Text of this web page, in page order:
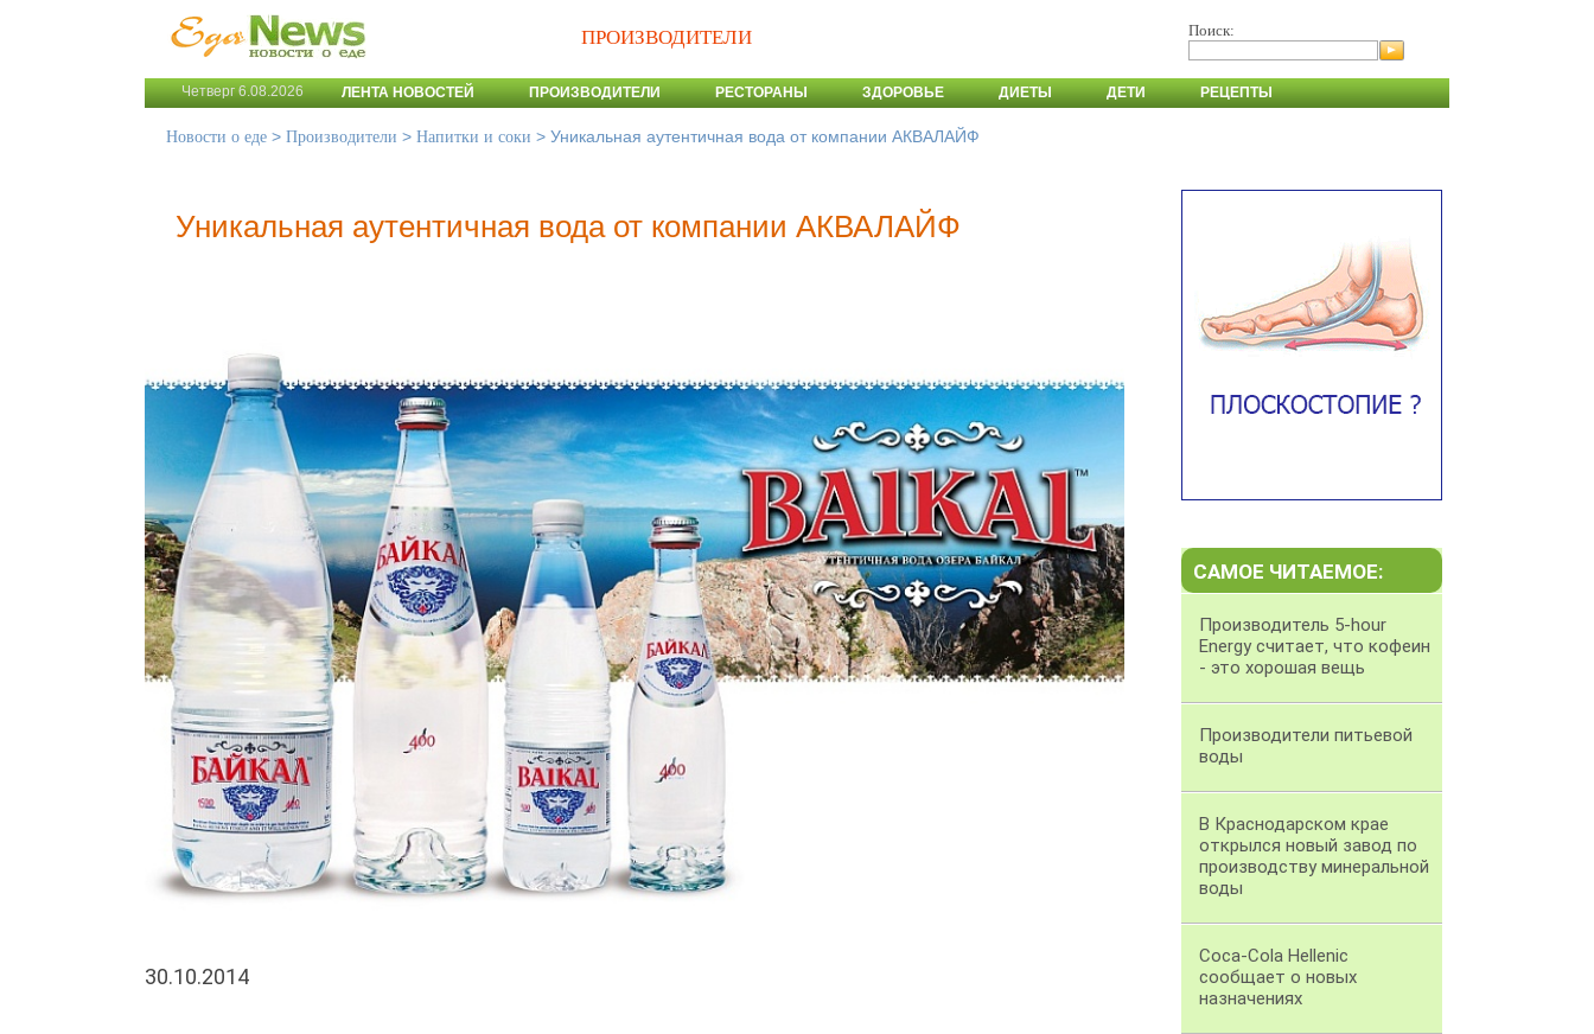
ПРОИЗВОДИТЕЛИ Поиск:
Четверг 6.08.2026 ЛЕНТА НОВОСТЕЙ ПРОИЗВОДИТЕЛИ РЕСТОРАНЫ ЗДОРОВЬЕ ДИЕТЫ ДЕТИ РЕЦЕПТЫ
Новости о еде > Производители > Напитки и соки > Уникальная аутентичная вода от компании АКВАЛАЙФ
Уникальная аутентичная вода от компании АКВАЛАЙФ
30.10.2014
САМОЕ ЧИТАЕМОЕ:
Производитель 5-hour
Energy считает, что кофеин
- это хорошая вещь
Производители питьевой
воды
В Краснодарском крае
открылся новый завод по
производству минеральной
воды
Coca-Cola Hellenic
сообщает о новых
назначениях